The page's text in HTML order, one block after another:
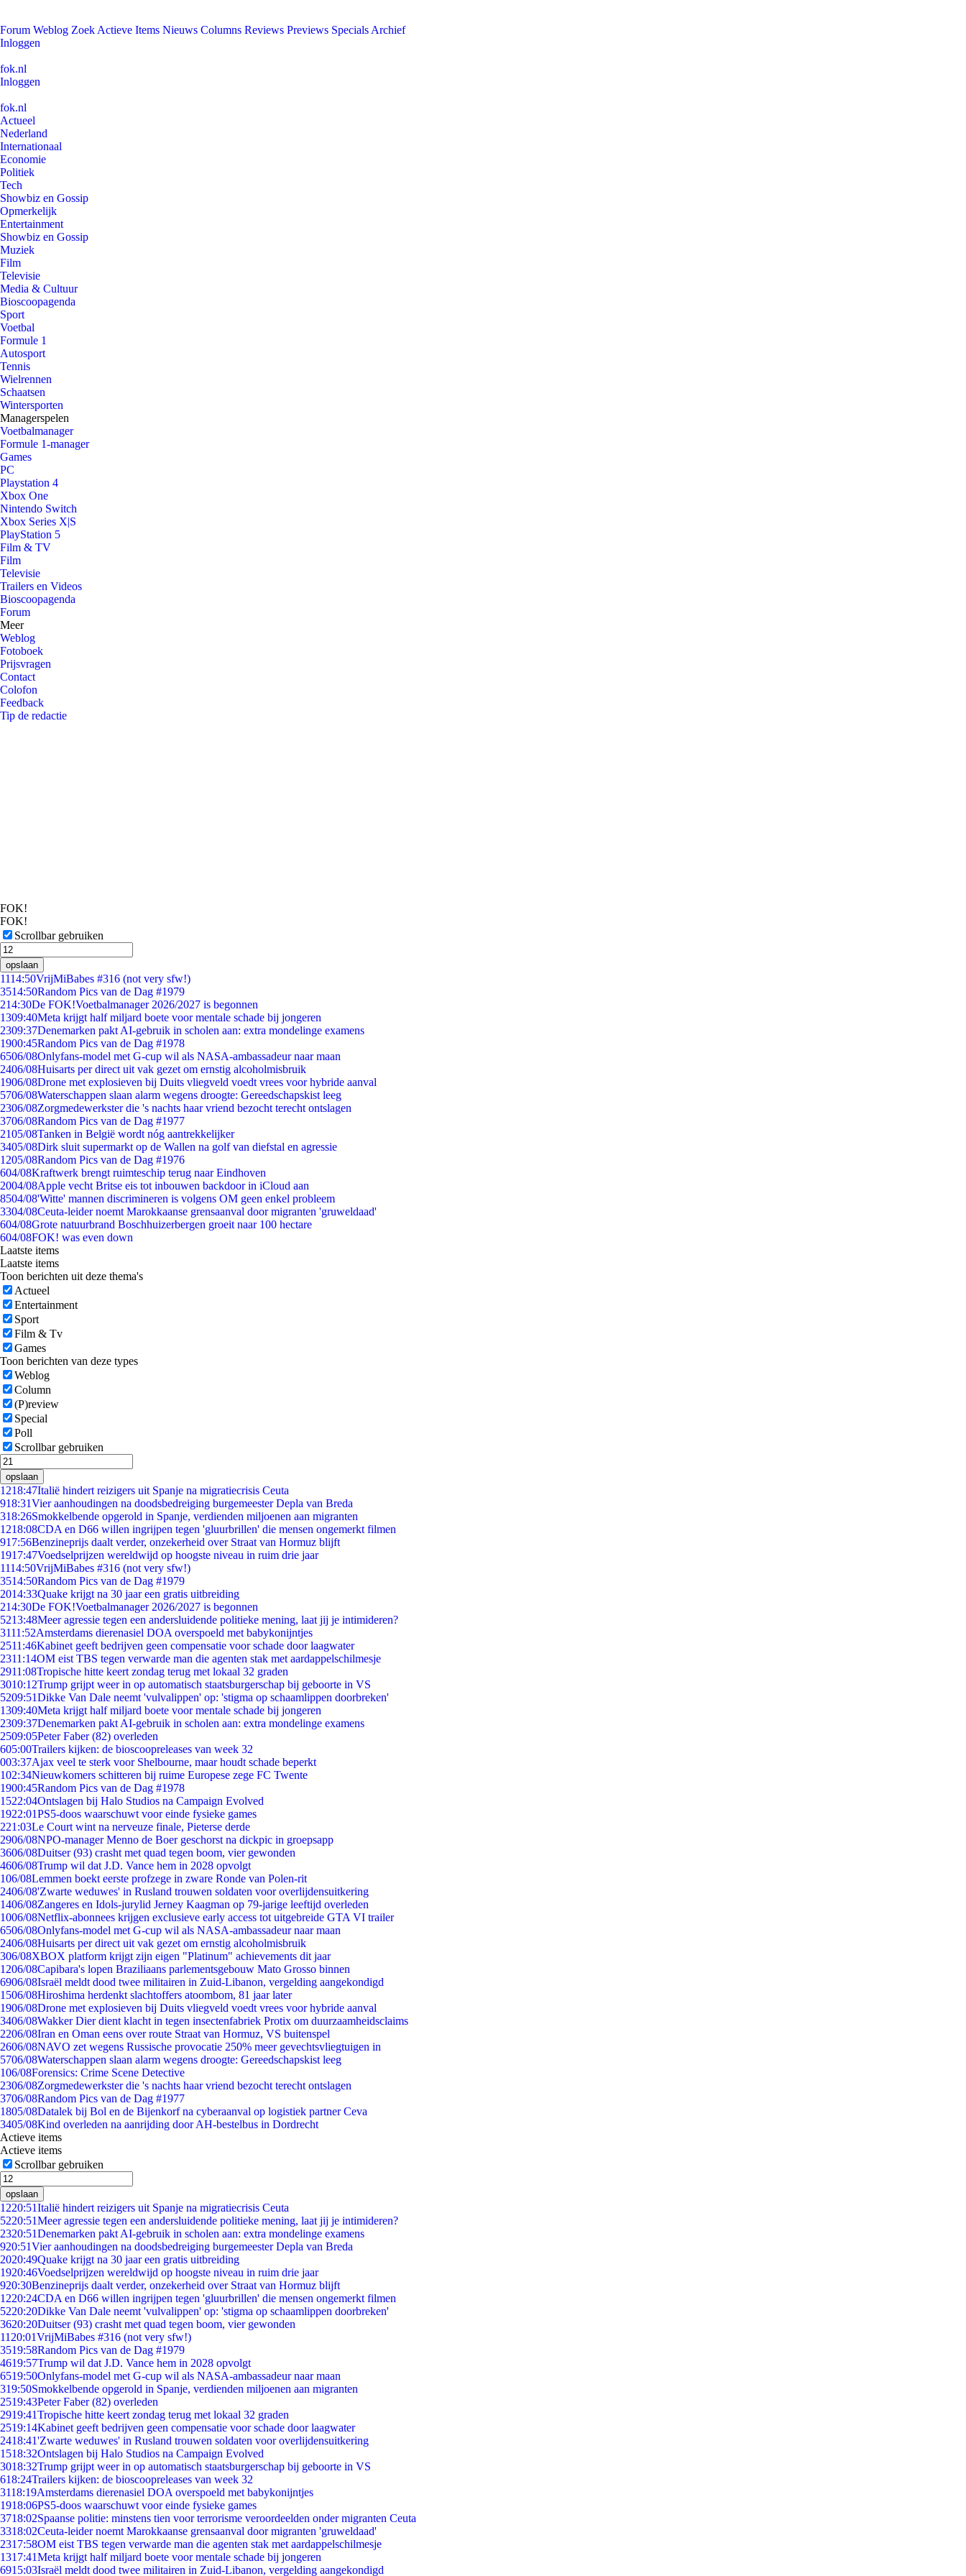
Forum Weblog Zoek Actieve Items Nieuws Columns Reviews Previews Specials Archief
Inloggen
fok.nl
Inloggen
fok.nl
Actueel
Nederland
Internationaal
Economie
Politiek
Tech
Showbiz en Gossip
Opmerkelijk
Entertainment
Showbiz en Gossip
Muziek
Film
Televisie
Media & Cultuur
Bioscoopagenda
Sport
Voetbal
Formule 1
Autosport
Tennis
Wielrennen
Schaatsen
Wintersporten
Managerspelen
Voetbalmanager
Formule 1-manager
Games
PC
Playstation 4
Xbox One
Nintendo Switch
Xbox Series X|S
PlayStation 5
Film & TV
Film
Televisie
Trailers en Videos
Bioscoopagenda
Forum
Meer
Weblog
Fotoboek
Prijsvragen
Contact
Colofon
Feedback
Tip de redactie
FOK!
FOK!
Scrollbar gebruiken
opslaan
1114:50VrijMiBabes #316 (not very sfw!)
3514:50Random Pics van de Dag #1979
214:30De FOK!Voetbalmanager 2026/2027 is begonnen
1309:40Meta krijgt half miljard boete voor mentale schade bij jongeren
2309:37Denemarken pakt AI-gebruik in scholen aan: extra mondelinge examens
1900:45Random Pics van de Dag #1978
6506/08Onlyfans-model met G-cup wil als NASA-ambassadeur naar maan
2406/08Huisarts per direct uit vak gezet om ernstig alcoholmisbruik
1906/08Drone met explosieven bij Duits vliegveld voedt vrees voor hybride aanval
5706/08Waterschappen slaan alarm wegens droogte: Gereedschapskist leeg
2306/08Zorgmedewerkster die 's nachts haar vriend bezocht terecht ontslagen
3706/08Random Pics van de Dag #1977
2105/08Tanken in België wordt nóg aantrekkelijker
3405/08Dirk sluit supermarkt op de Wallen na golf van diefstal en agressie
1205/08Random Pics van de Dag #1976
604/08Kraftwerk brengt ruimteschip terug naar Eindhoven
2004/08Apple vecht Britse eis tot inbouwen backdoor in iCloud aan
8504/08'Witte' mannen discrimineren is volgens OM geen enkel probleem
3304/08Ceuta-leider noemt Marokkaanse grensaanval door migranten 'gruweldaad'
604/08Grote natuurbrand Boschhuizerbergen groeit naar 100 hectare
604/08FOK! was even down
Laatste items
Laatste items
Toon berichten uit deze thema's
Actueel
Entertainment
Sport
Film & Tv
Games
Toon berichten van deze types
Weblog
Column
(P)review
Special
Poll
Scrollbar gebruiken
opslaan
1218:47Italië hindert reizigers uit Spanje na migratiecrisis Ceuta
918:31Vier aanhoudingen na doodsbedreiging burgemeester Depla van Breda
318:26Smokkelbende opgerold in Spanje, verdienden miljoenen aan migranten
1218:08CDA en D66 willen ingrijpen tegen 'gluurbrillen' die mensen ongemerkt filmen
917:56Benzineprijs daalt verder, onzekerheid over Straat van Hormuz blijft
1917:47Voedselprijzen wereldwijd op hoogste niveau in ruim drie jaar
1114:50VrijMiBabes #316 (not very sfw!)
3514:50Random Pics van de Dag #1979
2014:33Quake krijgt na 30 jaar een gratis uitbreiding
214:30De FOK!Voetbalmanager 2026/2027 is begonnen
5213:48Meer agressie tegen een andersluidende politieke mening, laat jij je intimideren?
3111:52Amsterdams dierenasiel DOA overspoeld met babykonijntjes
2511:46Kabinet geeft bedrijven geen compensatie voor schade door laagwater
2311:14OM eist TBS tegen verwarde man die agenten stak met aardappelschilmesje
2911:08Tropische hitte keert zondag terug met lokaal 32 graden
3010:12Trump grijpt weer in op automatisch staatsburgerschap bij geboorte in VS
5209:51Dikke Van Dale neemt 'vulvalippen' op: 'stigma op schaamlippen doorbreken'
1309:40Meta krijgt half miljard boete voor mentale schade bij jongeren
2309:37Denemarken pakt AI-gebruik in scholen aan: extra mondelinge examens
2509:05Peter Faber (82) overleden
605:00Trailers kijken: de bioscoopreleases van week 32
003:37Ajax veel te sterk voor Shelbourne, maar houdt schade beperkt
102:34Nieuwkomers schitteren bij ruime Europese zege FC Twente
1900:45Random Pics van de Dag #1978
1522:04Ontslagen bij Halo Studios na Campaign Evolved
1922:01PS5-doos waarschuwt voor einde fysieke games
221:03Le Court wint na nerveuze finale, Pieterse derde
2906/08NPO-manager Menno de Boer geschorst na dickpic in groepsapp
3606/08Duitser (93) crasht met quad tegen boom, vier gewonden
4606/08Trump wil dat J.D. Vance hem in 2028 opvolgt
106/08Lemmen boekt eerste profzege in zware Ronde van Polen-rit
2406/08'Zwarte weduwes' in Rusland trouwen soldaten voor overlijdensuitkering
1406/08Zangeres en Idols-jurylid Jerney Kaagman op 79-jarige leeftijd overleden
1006/08Netflix-abonnees krijgen exclusieve early access tot uitgebreide GTA VI trailer
6506/08Onlyfans-model met G-cup wil als NASA-ambassadeur naar maan
2406/08Huisarts per direct uit vak gezet om ernstig alcoholmisbruik
306/08XBOX platform krijgt zijn eigen "Platinum" achievements dit jaar
1206/08Capibara's lopen Braziliaans parlementsgebouw Mato Grosso binnen
6906/08Israël meldt dood twee militairen in Zuid-Libanon, vergelding aangekondigd
1506/08Hiroshima herdenkt slachtoffers atoombom, 81 jaar later
1906/08Drone met explosieven bij Duits vliegveld voedt vrees voor hybride aanval
3406/08Wakker Dier dient klacht in tegen insectenfabriek Protix om duurzaamheidsclaims
2206/08Iran en Oman eens over route Straat van Hormuz, VS buitenspel
2606/08NAVO zet wegens Russische provocatie 250% meer gevechtsvliegtuigen in
5706/08Waterschappen slaan alarm wegens droogte: Gereedschapskist leeg
106/08Forensics: Crime Scene Detective
2306/08Zorgmedewerkster die 's nachts haar vriend bezocht terecht ontslagen
3706/08Random Pics van de Dag #1977
1805/08Datalek bij Bol en de Bijenkorf na cyberaanval op logistiek partner Ceva
3405/08Kind overleden na aanrijding door AH-bestelbus in Dordrecht
Actieve items
Actieve items
Scrollbar gebruiken
opslaan
1220:51Italië hindert reizigers uit Spanje na migratiecrisis Ceuta
5220:51Meer agressie tegen een andersluidende politieke mening, laat jij je intimideren?
2320:51Denemarken pakt AI-gebruik in scholen aan: extra mondelinge examens
920:51Vier aanhoudingen na doodsbedreiging burgemeester Depla van Breda
2020:49Quake krijgt na 30 jaar een gratis uitbreiding
1920:46Voedselprijzen wereldwijd op hoogste niveau in ruim drie jaar
920:30Benzineprijs daalt verder, onzekerheid over Straat van Hormuz blijft
1220:24CDA en D66 willen ingrijpen tegen 'gluurbrillen' die mensen ongemerkt filmen
5220:20Dikke Van Dale neemt 'vulvalippen' op: 'stigma op schaamlippen doorbreken'
3620:20Duitser (93) crasht met quad tegen boom, vier gewonden
11 20:01VrijMiBabes #316 (not very sfw!)
3519:58Random Pics van de Dag #1979
4619:57Trump wil dat J.D. Vance hem in 2028 opvolgt
6519:50Onlyfans-model met G-cup wil als NASA-ambassadeur naar maan
319:50Smokkelbende opgerold in Spanje, verdienden miljoenen aan migranten
2519:43Peter Faber (82) overleden
2919:41Tropische hitte keert zondag terug met lokaal 32 graden
2519:14Kabinet geeft bedrijven geen compensatie voor schade door laagwater
2418:41'Zwarte weduwes' in Rusland trouwen soldaten voor overlijdensuitkering
1518:32Ontslagen bij Halo Studios na Campaign Evolved
3018:32Trump grijpt weer in op automatisch staatsburgerschap bij geboorte in VS
618:24Trailers kijken: de bioscoopreleases van week 32
3118:19Amsterdams dierenasiel DOA overspoeld met babykonijntjes
1918:06PS5-doos waarschuwt voor einde fysieke games
3718:02Spaanse politie: minstens tien voor terrorisme veroordeelden onder migranten Ceuta
3318:02Ceuta-leider noemt Marokkaanse grensaanval door migranten 'gruweldaad'
2317:58OM eist TBS tegen verwarde man die agenten stak met aardappelschilmesje
1317:41Meta krijgt half miljard boete voor mentale schade bij jongeren
6915:03Israël meldt dood twee militairen in Zuid-Libanon, vergelding aangekondigd